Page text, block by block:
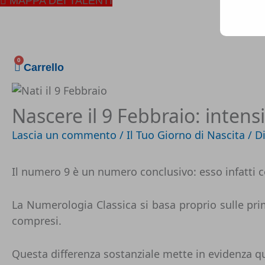
0
Carrello
Nascere il 9 Febbraio:
Lascia un commento / Il Tuo Giorno di Nascita /
Il numero 9 è un numero conclusivo: esso infatti
La Numerologia Classica si basa proprio sulle
compresi.
Questa differenza sostanziale mette in evidenza